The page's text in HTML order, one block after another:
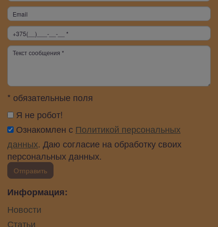
* обязательные поля
Я не робот!
Ознакомлен с Политикой персональных
данных. Даю согласие на обработку своих
персональных данных.
Отправить
Информация:
Новости
Статьи